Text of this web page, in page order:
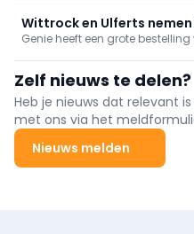
15%.
Wittrock en Ulferts
gebruik, incl. superboom
Genie heeft een grote
ZX‑135/70 “super boom”. Met
grootschalig
Zelf nieuws te delen?
Heb je nieuws dat relevant
met ons via het
Nieuws melden